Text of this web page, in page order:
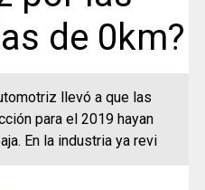
de 0km?
llevó a que las
para el 2019 hayan
En la industria ya revi